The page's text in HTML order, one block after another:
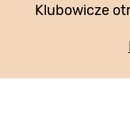
Klubowicze